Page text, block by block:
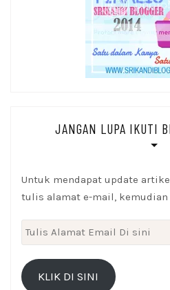
JANGAN LUPA IKUTI
Untuk mendapat update
tulis alamat e-mail,
Tulis
Alamat
Email
KLIK DI SINI